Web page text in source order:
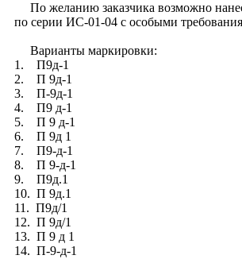
По желанию заказчика возможно
по серии ИС-01-04 с особыми
Варианты маркировки:
1. П9д-1
2. П 9д-1
3. П-9д-1
4. П9 д-1
5. П 9 д-1
6. П 9д 1
7. П9-д-1
8. П 9-д-1
9. П9д.1
10. П 9д.1
11. П9д/1
12. П 9д/1
13. П 9 д 1
14. П-9-д-1